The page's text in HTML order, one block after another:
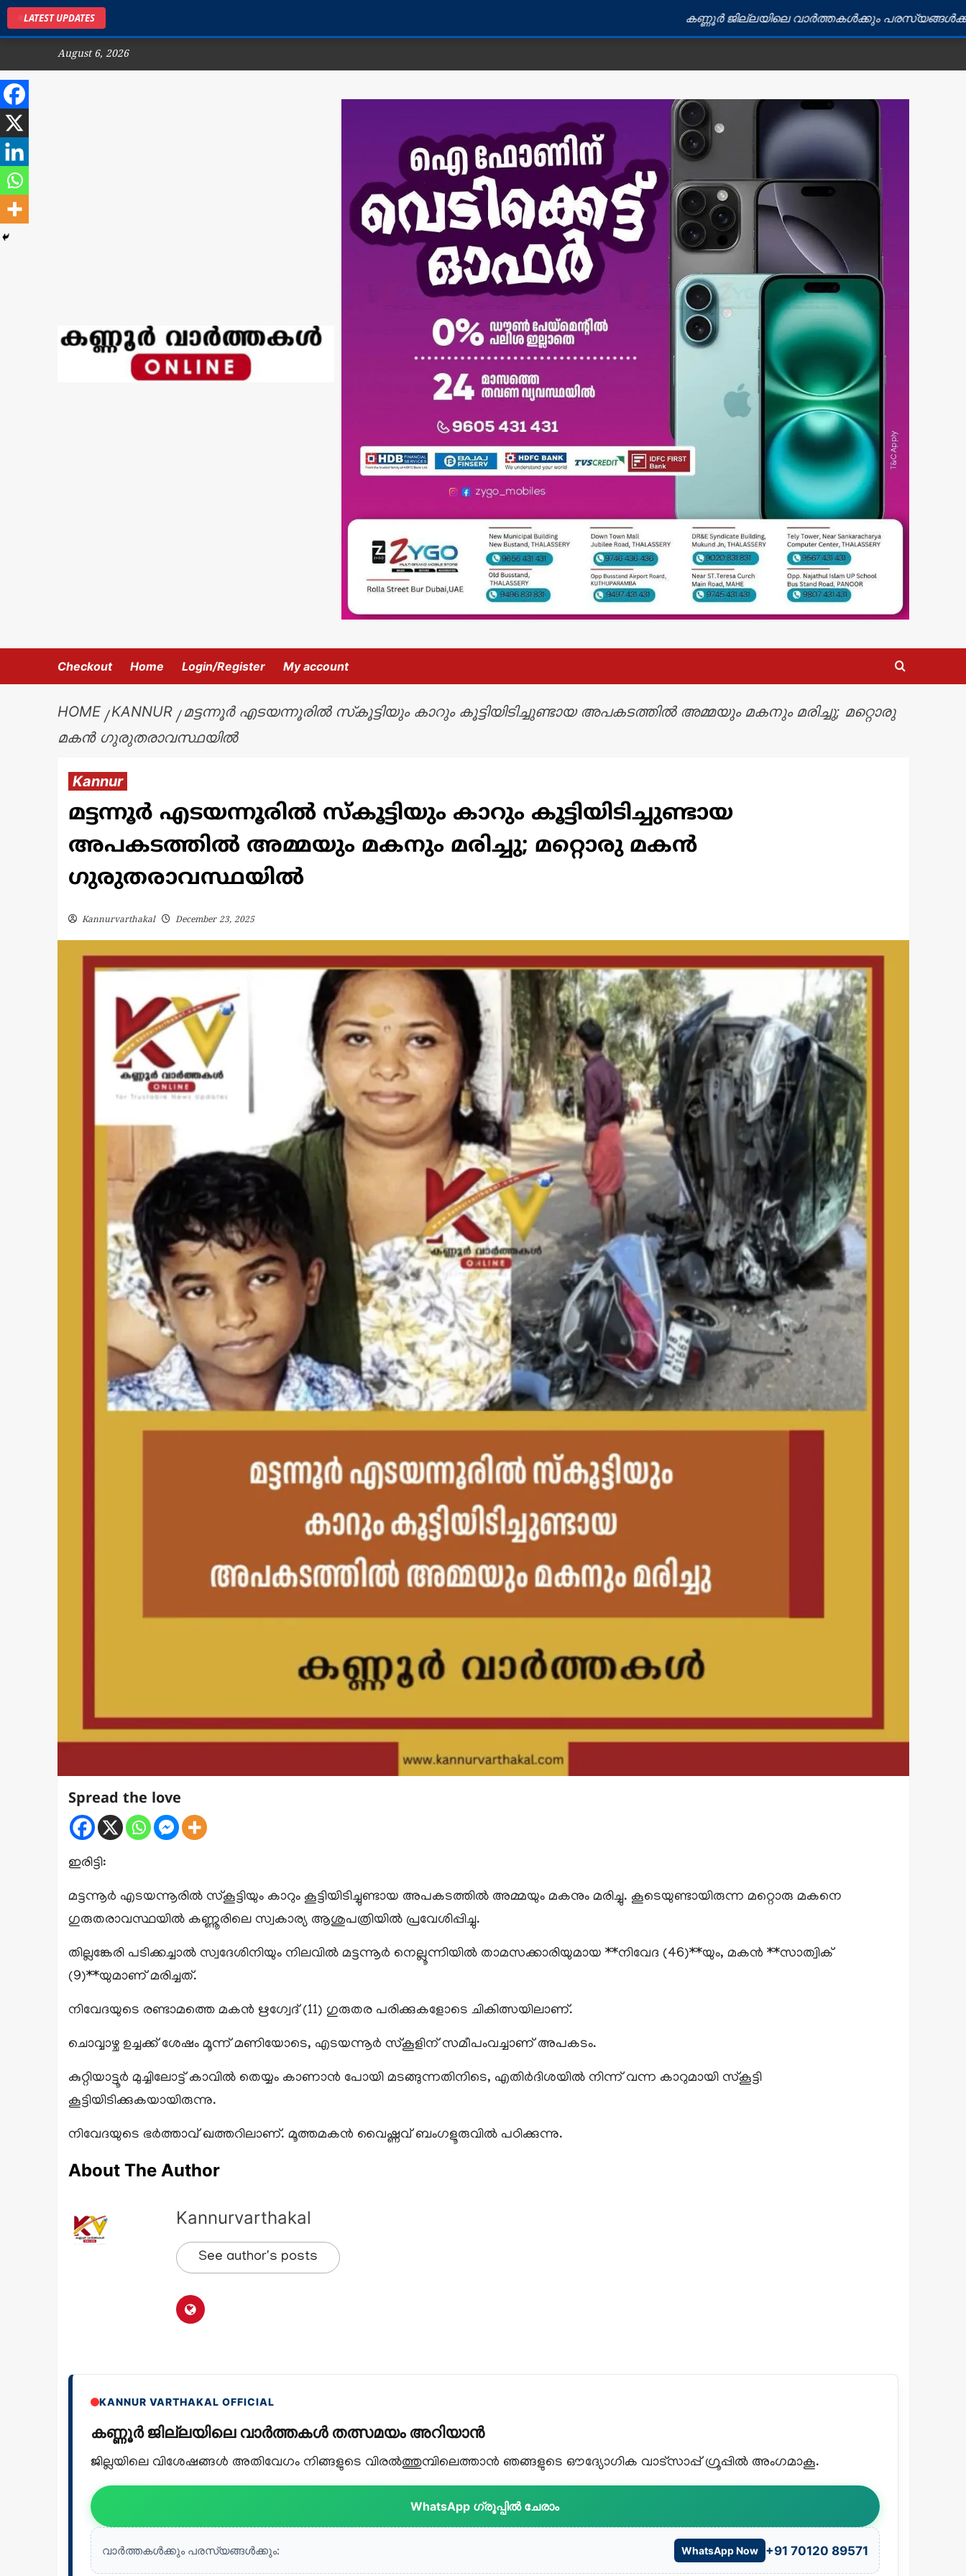
LATEST UPDATES കണ്ണൂർ ജില്ലയിലെ വാർത്തകൾക്കും പരസ്യങ്ങൾക്കും
August 6, 2026
Checkout Home Login/Register My account
HOME KANNUR
മട്ടന്നൂർ എടയന്നൂരിൽ സ്‌കൂട്ടിയും കാറും കൂട്ടിയിടിച്ചുണ്ടായ അപകടത്തിൽ അമ്മയും മകനും മരിച്ചു; മറ്റൊരു
മകൻ ഗുരുതരാവസ്ഥയിൽ
Kannur
മട്ടന്നൂർ എടയന്നൂരിൽ സ്‌കൂട്ടിയും കാറും കൂട്ടിയിടിച്ചുണ്ടായ
അപകടത്തിൽ അമ്മയും മകനും മരിച്ചു; മറ്റൊരു മകൻ
ഗുരുതരാവസ്ഥയിൽ
Kannurvarthakal December 23, 2025
Spread the love
ഇരിട്ടി:
മട്ടന്നൂർ എടയന്നൂരിൽ സ്‌കൂട്ടിയും കാറും കൂട്ടിയിടിച്ചുണ്ടായ അപകടത്തിൽ അമ്മയും മകനും മരിച്ചു. കൂടെയുണ്ടായിരുന്ന മറ്റൊരു മകനെ
ഗുരുതരാവസ്ഥയിൽ കണ്ണൂരിലെ സ്വകാര്യ ആശുപത്രിയിൽ പ്രവേശിപ്പിച്ചു.
തില്ലങ്കേരി പടിക്കച്ചാൽ സ്വദേശിനിയും നിലവിൽ മട്ടന്നൂർ നെല്ലൂന്നിയിൽ താമസക്കാരിയുമായ **നിവേദ (46)**യും, മകൻ **സാത്വിക്
(9)**യുമാണ് മരിച്ചത്.
നിവേദയുടെ രണ്ടാമത്തെ മകൻ ഋഗ്വേദ് (11) ഗുരുതര പരിക്കുകളോടെ ചികിത്സയിലാണ്.
ചൊവ്വാഴ്ച ഉച്ചക്ക് ശേഷം മൂന്ന് മണിയോടെ, എടയന്നൂർ സ്കൂളിന് സമീപംവച്ചാണ് അപകടം.
കുറ്റിയാട്ടൂർ മുച്ചിലോട്ട് കാവിൽ തെയ്യം കാണാൻ പോയി മടങ്ങുന്നതിനിടെ, എതിർദിശയിൽ നിന്ന് വന്ന കാറുമായി സ്‌കൂട്ടി
കൂട്ടിയിടിക്കുകയായിരുന്നു.
നിവേദയുടെ ഭർത്താവ് ഖത്തറിലാണ്. മൂത്തമകൻ വൈഷ്ണവ് ബംഗളൂരുവിൽ പഠിക്കുന്നു.
About The Author
Kannurvarthakal
See author's posts
KANNUR VARTHAKAL OFFICIAL
കണ്ണൂർ ജില്ലയിലെ വാർത്തകൾ തത്സമയം അറിയാൻ
ജില്ലയിലെ വിശേഷങ്ങൾ അതിവേഗം നിങ്ങളുടെ വിരൽത്തുമ്പിലെത്താൻ ഞങ്ങളുടെ ഔദ്യോഗിക വാട്സാപ്പ് ഗ്രൂപ്പിൽ അംഗമാകൂ.
WhatsApp ഗ്രൂപ്പിൽ ചേരാം
വാർത്തകൾക്കും പരസ്യങ്ങൾക്കും: WhatsApp Now +91 70120 89571